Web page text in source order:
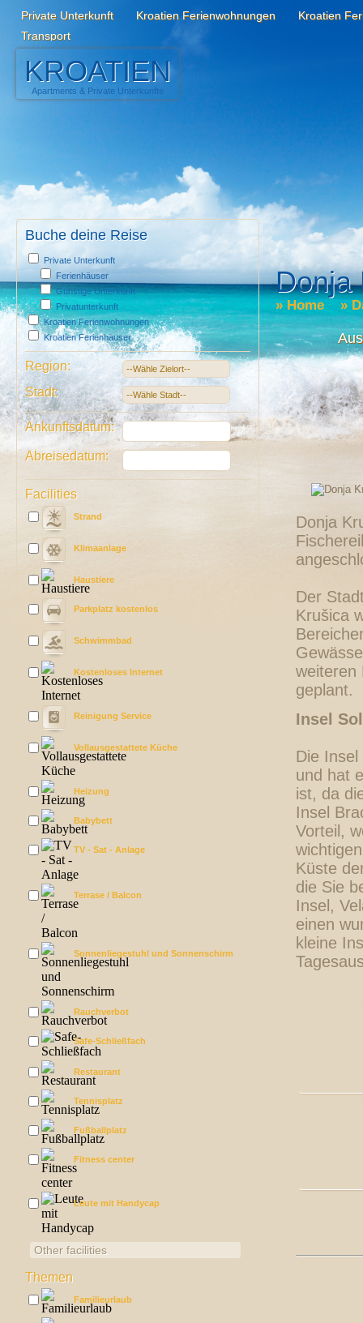
Private Unterkunft Kroatien Ferienwohnungen
Kroatien
Transport
KROATIEN
Apartments & Private Unterkunfte
Buche deine Reise
Private Unterkunft
Ferienhäuser
Günstige Unterkunft
Privatunterkunft
Kroatien Ferienwohnungen
Kroatien Ferienhäuser
Region:
Stadt:
Ankunftsdatum:
Abreisedatum:
Facilities
Strand
Klimaanlage
Haustiere
Parkplatz kostenlos
Schwimmbad
Kostenloses Internet
Reinigung Service
Vollausgestattete Küche
Heizung
Babybett
TV - Sat - Anlage
Terrase / Balcon
Sonnenliegestuhl und Sonnenschirm
Rauchverbot
Safe-Schließfach
Restaurant
Tennisplatz
Fußballplatz
Fitness center
Leute mit Handycap
Other facilities
Themen
Familieurlaub
Donja
» Home »
Donja
Der
Krušica
weiteren
geplant.
Insel
Die
und hat
ist, da
Insel
Vorteil,
Küste
die Sie
Insel,
einen
kleine